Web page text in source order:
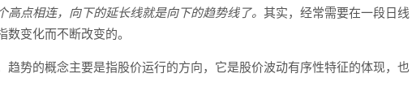
高点相连，向下的延长线就是向下的趋势线了。 其实，经常需要在一段日线
变化而不断改变的。
势的概念主要是指股价运行的方向，它是股价波动有序性特征的体现，也